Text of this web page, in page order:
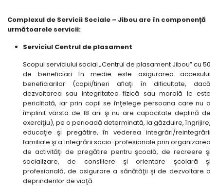
Complexul de Servicii Sociale – Jibou are în componență
următoarele servicii:
Serviciul Centrul de plasament
Scopul serviciului social „Centrul de plasament Jibou” cu 50
de beneficiari în medie este asigurarea accesului
beneficiarilor (copii/tineri aflaţi în dificultate, dacă
dezvoltarea sau integritatea fizică sau morală le este
periclitată, iar prin copil se înţelege persoana care nu a
împlinit vârsta de 18 ani şi nu are capacitate deplină de
exerciţiu), pe o perioadă determinată, la găzduire, îngrijire,
educaţie şi pregătire, în vederea integrări/reintegrării
familiale şi a integrării socio-profesionale prin organizarea
de activităţi de pregătire pentru şcoală, de recreere şi
socializare, de consiliere şi orientare şcolară şi
profesională, de asigurare a sănătăţii şi de dezvoltare a
deprinderilor de viaţă.